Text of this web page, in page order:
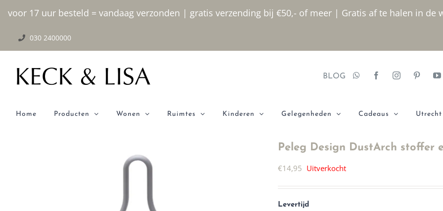
voor 17 uur besteld = vandaag verzonden | gratis verzending bij €50,- of meer | Gratis af te halen in
inhoud
030 2400000
BLOG
Home Producten Wonen Ruimtes Kinderen Gelegenheden Cadeaus Utrecht
Peleg Design DustArch stoffer
€14,95 Uitverkocht
Levertijd